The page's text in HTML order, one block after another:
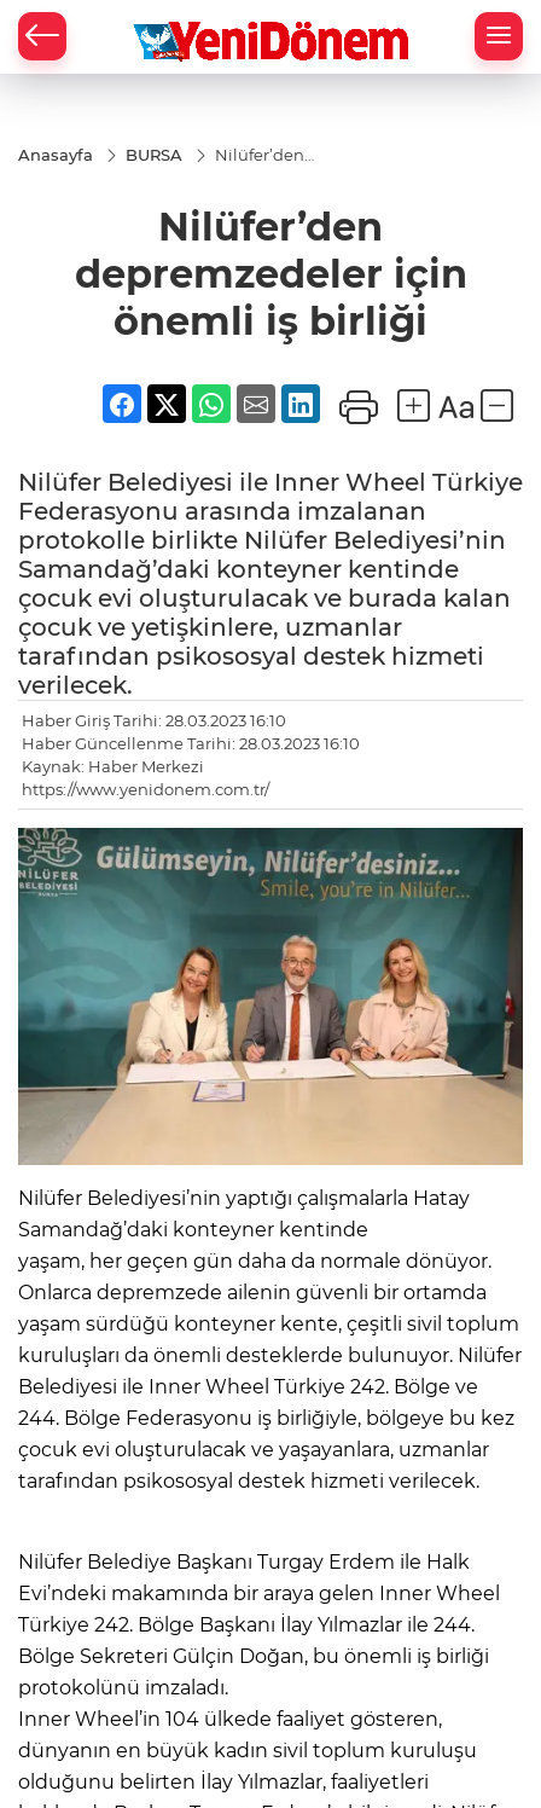
Anasayfa BURSA
Nilüfer’den
birliği
Nilüfer’den
depremzedeler için
önemli iş birliği
Nilüfer Belediyesi ile Inner Wheel Türkiye
Federasyonu arasında imzalanan
protokolle birlikte Nilüfer Belediyesi’nin
Samandağ’daki konteyner kentinde
çocuk evi oluşturulacak ve burada kalan
çocuk ve yetişkinlere, uzmanlar
tarafından psikososyal destek hizmeti
verilecek.
Haber Giriş Tarihi: 28.03.2023 16:10
Haber Güncellenme Tarihi: 28.03.2023 16:10
Kaynak: Haber Merkezi
https://www.yenidonem.com.tr/
Nilüfer Belediyesi’nin yaptığı çalışmalarla Hatay
Samandağ’daki konteyner kentinde
yaşam, her geçen gün daha da normale dönüyor.
Onlarca depremzede ailenin güvenli bir ortamda
yaşam sürdüğü konteyner kente, çeşitli sivil toplum
kuruluşları da önemli desteklerde bulunuyor. Nilüfer
Belediyesi ile Inner Wheel Türkiye 242. Bölge ve
244. Bölge Federasyonu iş birliğiyle, bölgeye bu kez
çocuk evi oluşturulacak ve yaşayanlara, uzmanlar
tarafından psikososyal destek hizmeti verilecek.
Nilüfer Belediye Başkanı Turgay Erdem ile Halk
Evi’ndeki makamında bir araya gelen Inner Wheel
Türkiye 242. Bölge Başkanı İlay Yılmazlar ile 244.
Bölge Sekreteri Gülçin Doğan, bu önemli iş birliği
protokolünü imzaladı.
Inner Wheel’in 104 ülkede faaliyet gösteren,
dünyanın en büyük kadın sivil toplum kuruluşu
olduğunu belirten İlay Yılmazlar, faaliyetleri